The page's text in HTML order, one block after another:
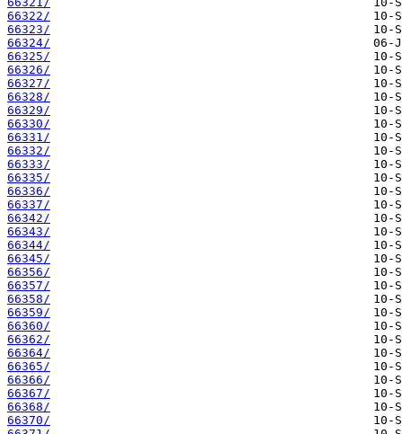
66322/
66323/
66324/
66325/
66326/
66327/
66328/
66329/
66330/
66331/
66332/
66333/
66335/
66336/
66337/
66342/
66343/
66344/
66345/
66356/
66357/
66358/
66359/
66360/
66362/
66364/
66365/
66366/
66367/
66368/
66370/